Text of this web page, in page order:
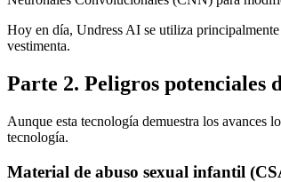
Hoy en día, Undress AI se utiliza principalmente
vestimenta.
Parte 2. Peligros potenciales
Aunque esta tecnología demuestra los avances
tecnología.
Material de abuso sexual infantil